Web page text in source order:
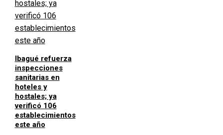
Ibagué refuerza
inspecciones
sanitarias en
hoteles y
hostales; ya
verificó 106
establecimientos
este año